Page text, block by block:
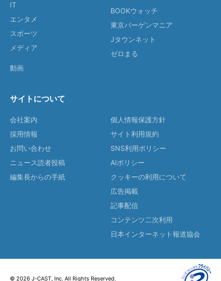
IT
エンタメ
スポーツ
メディア
動画
BOOKウォッチ
東京バーゲンマニア
Jタウンネット
ゼロまる
サイトについて
会社案内
採用情報
お問い合わせ
ニュース読者投稿
編集長からの手紙
個人情報保護方針
サイト利用規約
SNS利用ポリシー
AIポリシー
クッキーの利用について
広告掲載
記事配信
コンテンツ二次利用
日本インターネット報道協会
© 2026 J-CAST, Inc. All Rights Reserved.